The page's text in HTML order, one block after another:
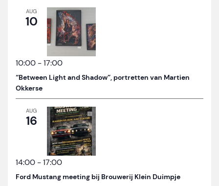
AUG
10
10:00 -17:00
“Between Light and Shadow”, portretten van Martien
Okkerse
AUG
16
14:00 -17:00
Ford Mustang meeting bij Brouwerij Klein Duimpje